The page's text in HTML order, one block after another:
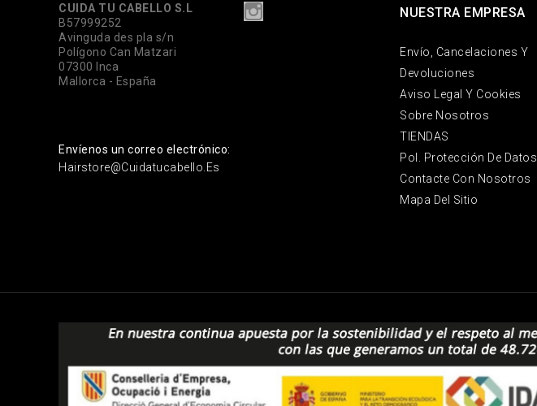
CUIDA TU CABELLO S.L
B57999252
Avinguda des pla s/n
Polígono Can Matzari
07300 Inca
Mallorca - España
Envíenos un correo electrónico:
Hairstore@cuidatucabello.es
NUESTRA EMPRESA
Envío, Cancelaciones Y
Devoluciones
Aviso Legal Y Cookies
Sobre Nosotros
TIENDAS
Pol. Protección De Datos
Contacte Con Nosotros
Mapa Del Sitio